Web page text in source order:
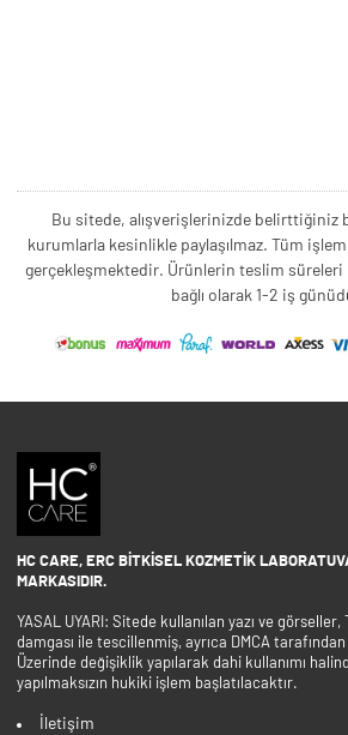
Bu sitede, alışverişlerinizde belirttiğiniz
kurumlarla kesinlikle paylaşılmaz. Tüm
gerçekleşmektedir. Ürünlerin teslim süreleri
bağlı olarak 1-2 iş
HC CARE, ERC BITKISEL KOZMETIK
MARKASIDIR.
YASAL UYARI: Sitede kullanılan yazı ve görseller,
damgası ile tescillenmiş, ayrıca DMCA tarafından
Üzerinde değişiklik yapılarak dahi kullanımı
yapılmaksızın hukiki işlem başlatılacaktır.
İletişim